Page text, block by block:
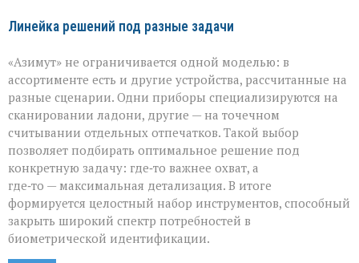
Линейка решений под разные задачи
«Азимут» не ограничивается одной моделью: в
ассортименте есть и другие устройства, рассчитанные на
разные сценарии. Одни приборы специализируются на
сканировании ладони, другие — на точечном
считывании отдельных отпечатков. Такой выбор
позволяет подбирать оптимальное решение под
конкретную задачу: где‑то важнее охват, а
где‑то — максимальная детализация. В итоге
формируется целостный набор инструментов, способный
закрыть широкий спектр потребностей в
биометрической идентификации.